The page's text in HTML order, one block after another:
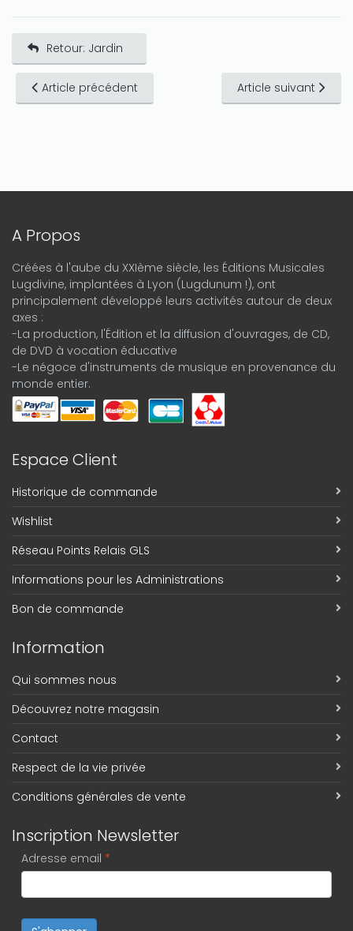
Retour: Jardin
Article précédent Article suivant
A Propos
Créées à l'aube du XXIème siècle, les Éditions Musicales
Lugdivine, implantées à Lyon (Lugdunum !), ont
principalement développé leurs activités autour de deux
axes :
-La production, l'Édition et la diffusion d'ouvrages, de CD,
de DVD à vocation éducative
-Le négoce d'instruments de musique en provenance du
monde entier.
Espace Client
Historique de commande
Wishlist
Réseau Points Relais GLS
Informations pour les Administrations
Bon de commande
Information
Qui sommes nous
Découvrez notre magasin
Contact
Respect de la vie privée
Conditions générales de vente
Inscription Newsletter
Adresse email *